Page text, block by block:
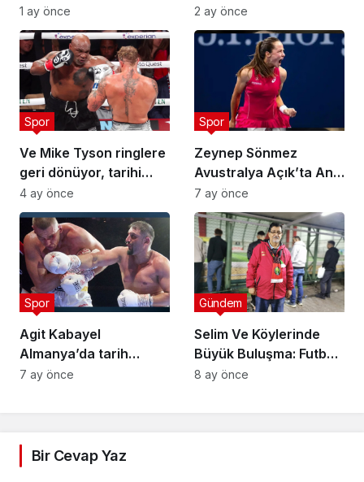
yükseldi
1 ay önce
seçildi… Hakan Safi:
‘Fenerbahçe eskiyle
yaşamayı seviyor’
2 ay önce
Ve Mike Tyson ringlere
geri dönüyor, tarihi
maç resmen
duyuruldu! Rakibini
dünyada yenen yok
Spor
4 ay önce
Zeynep Sönmez
Avustralya Açık’ta Ana
Tabloda!
Spor
7 ay önce
Agit Kabayel
Almanya’da tarih
yazılmıştır: 27 maç 27
Spor
7 ay önce
Selim Ve Köylerinde
Büyük Buluşma: Futbol
Sadece Oyun Değil,
Gündem
8 ay önce
Bir Cevap Yaz